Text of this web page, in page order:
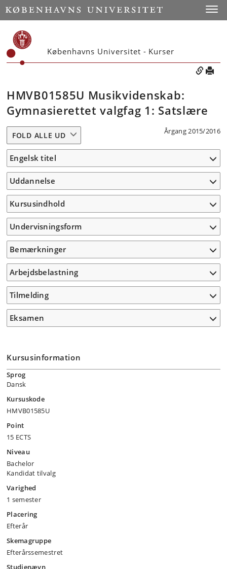
Københavns Universitet - Kurser
HMVB01585U Musikvidenskab:
Gymnasierettet valgfag 1: Satslære
Årgang 2015/2016
FOLD ALLE UD
Engelsk titel
Uddannelse
Kursusindhold
Undervisningsform
Bemærkninger
Arbejdsbelastning
Tilmelding
Eksamen
Kursusinformation
Sprog
Dansk
Kursuskode
HMVB01585U
Point
15 ECTS
Niveau
Bachelor
Kandidat tilvalg
Varighed
1 semester
Placering
Efterår
Skemagruppe
Efterårssemestret
Studienævn